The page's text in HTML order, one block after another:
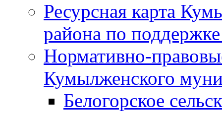
Ресурсная карта
района по
Нормативно-
Кумылженского
Белогорское